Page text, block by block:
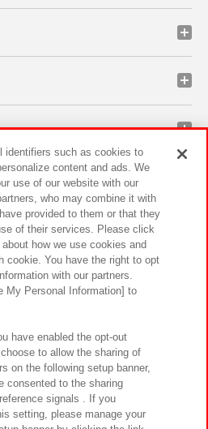
ナビリティ サイトポリシー
ェブアクセシビリティ方針と検証結果
に
針 よくあるご質問・お問い合わせ
identifiers such as cookies to
content and ads. We
use of our website with our
who may combine it with
provided to them or that they
of their services. Please click
how we use cookies and
cookie. You have the right to opt
with our partners.
My Personal Information] to
have enabled the opt-out
to allow the sharing of
on the following setup banner,
consented to the sharing
signals . If you
setting, please manage your